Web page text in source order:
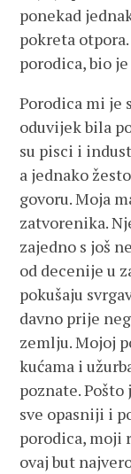
ponekad
pokreta
porodica, bio
Porodica mi je
oduvijek bila
su pisci i
a jednako
govoru. Moja
zatvorenika.
zajedno s još
od decenije u
pokušaju
davno prije
zemlju. Mojoj
kućama i
poznate.
sve opasniji i
porodica, moji
ovaj but